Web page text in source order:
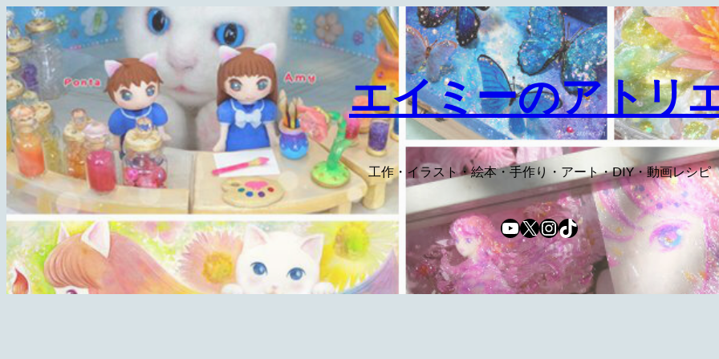
内
容
を
ス
キ
ッ
プ
エイミーのアトリ
工作・イラスト・絵本・手作り・アート・DIY・動画レシピ
YouTube
X Instagram
TikTok